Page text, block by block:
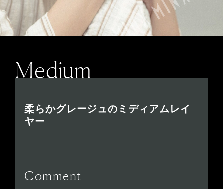
Medium
柔らかグレージュのミディアムレイ
ヤー
Comment